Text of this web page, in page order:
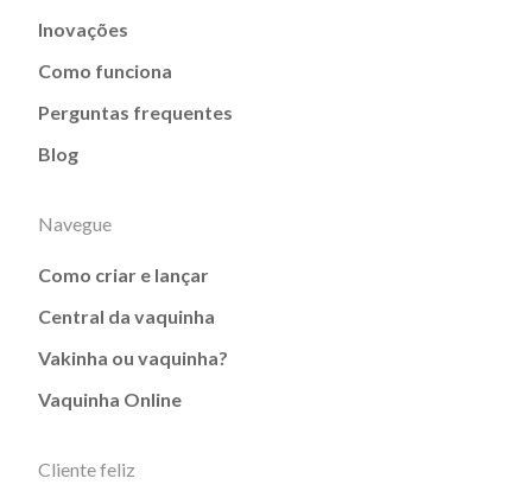
Inovações
Como funciona
Perguntas frequentes
Blog
Navegue
Como criar e lançar
Central da vaquinha
Vakinha ou vaquinha?
Vaquinha Online
Cliente feliz